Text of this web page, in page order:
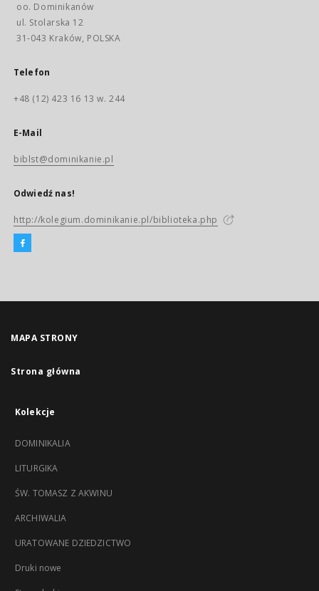
oo. Dominikanów
ul. Stolarska 12
31-043 Kraków, POLSKA
Telefon
+48 (12) 423 16 13 w. 244
E-Mail
biblst@dominikanie.pl
Odwiedź nas!
http://kolegium.dominikanie.pl/biblioteka.php
MAPA STRONY
Strona główna
Kolekcje
DOMINIKALIA
LITURGIKA
ŚW. TOMASZ Z AKWINU
ARCHIWALIA
URATOWANE DZIEDZICTWO
Druki nowe